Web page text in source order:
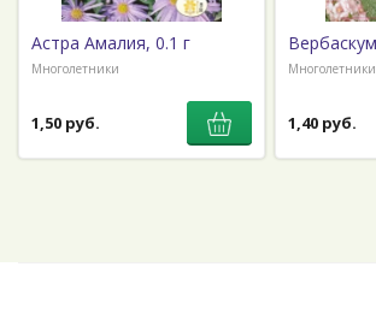
Астра Амалия, 0.1 г
Многолетники
1,50 руб.
Многолетники
1,40 руб.